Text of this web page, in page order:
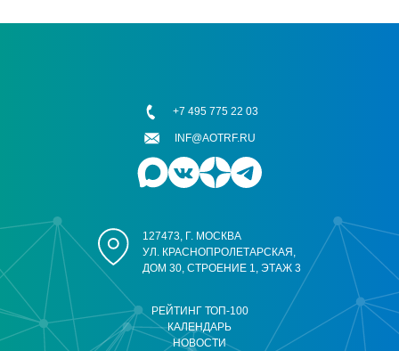
РЕЙТИНГ ТОП-100
КАЛЕНДАРЬ
НОВОСТИ
127473, Г. МОСКВА
УЛ. КРАСНОПРОЛЕТАРСКАЯ,
ДОМ 30, СТРОЕНИЕ 1, ЭТАЖ 3
+7 495 775 22 03
INF@AOTRF.RU